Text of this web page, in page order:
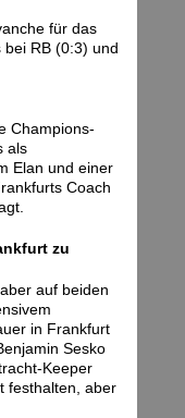
für das
bei RB (0:3) und
Champions-
als
Elan und einer
Coach
zu
auf beiden
in Frankfurt
Sesko
Keeper
festhalten, aber